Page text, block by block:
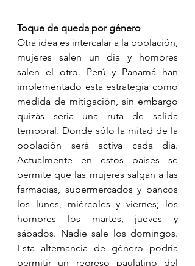
Toque de queda por género
Otra idea es intercalar a la población,
mujeres salen un día y hombres
salen el otro. Perú y Panamá han
implementado esta estrategia como
medida de mitigación, sin embargo
quizás sería una ruta de salida
temporal. Donde sólo la mitad de la
población será activa cada día.
Actualmente en estos países se
permite que las mujeres salgan a las
farmacias, supermercados y bancos
los lunes, miércoles y viernes; los
hombres los martes, jueves y
sábados. Nadie sale los domingos.
Esta alternancia de género podría
permitir un regreso paulatino del